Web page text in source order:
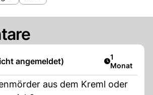
angemeldet) Artikel
1
Monat
aus dem Kreml oder